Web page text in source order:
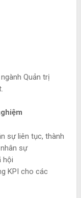
Quản trị
sự liên tục, thành
sự
hội
KPI cho các